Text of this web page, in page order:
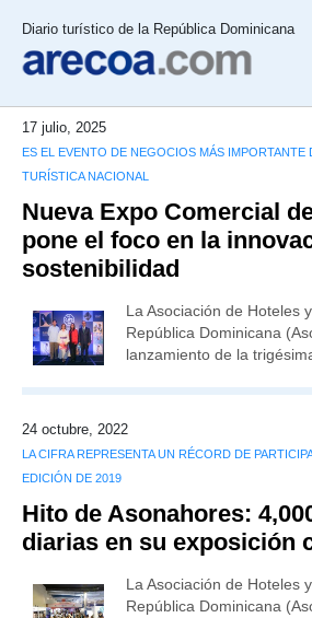
Diario turístico de la República Dominicana
17 julio, 2025
ES EL EVENTO DE NEGOCIOS MÁS IMPORTANTE
TURÍSTICA NACIONAL
Nueva Expo Comercial
pone el foco en la
sostenibilidad
La Asociación de Hoteles
República Dominicana
lanzamiento de la
24 octubre, 2022
LA CIFRA REPRESENTA UN RÉCORD DE
EDICIÓN DE 2019
Hito de Asonahores:
diarias en su exposición
La Asociación de Hoteles
República Dominicana